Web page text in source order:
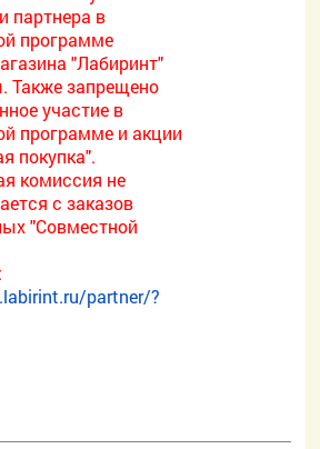
партнера в
программе
"Лабиринт"
Также запрещено
участие в
программе и акции
покупка".
комиссия не
с заказов
"Совместной
partner/?